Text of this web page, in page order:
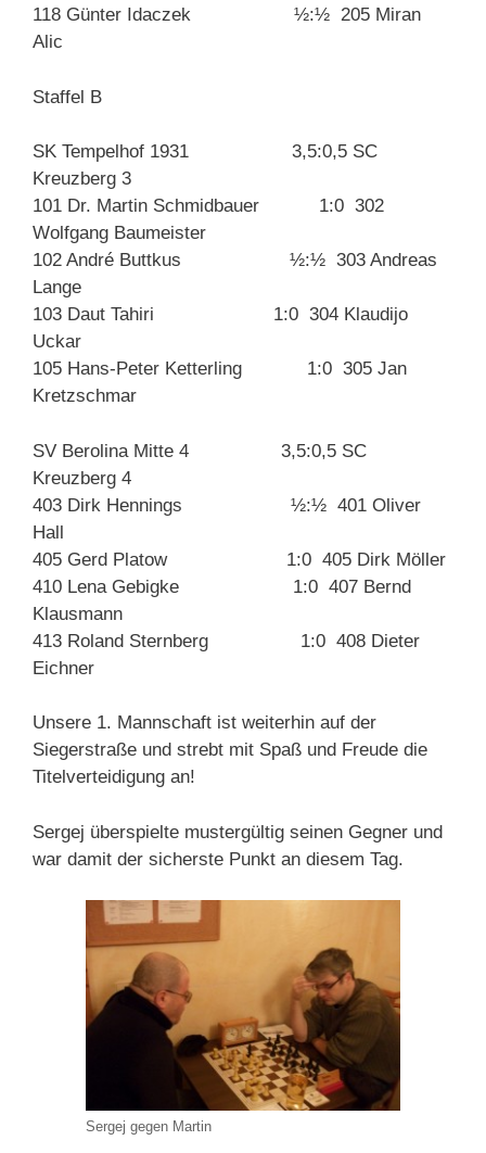
118 Günter Idaczek ½:½ 205 Miran
Alic
Staffel B
SK Tempelhof 1931 3,5:0,5 SC
Kreuzberg 3
101 Dr. Martin Schmidbauer 1:0 302
Wolfgang Baumeister
102 André Buttkus ½:½ 303 Andreas
Lange
103 Daut Tahiri 1:0 304 Klaudijo
Uckar
105 Hans-Peter Ketterling 1:0 305 Jan
Kretzschmar
SV Berolina Mitte 4 3,5:0,5 SC
Kreuzberg 4
403 Dirk Hennings ½:½ 401 Oliver
Hall
405 Gerd Platow 1:0 405 Dirk Möller
410 Lena Gebigke 1:0 407 Bernd
Klausmann
413 Roland Sternberg 1:0 408 Dieter
Eichner
Unsere 1. Mannschaft ist weiterhin auf der
Siegerstraße und strebt mit Spaß und Freude die
Titelverteidigung an!
Sergej überspielte mustergültig seinen Gegner und
war damit der sicherste Punkt an diesem Tag.
Sergej gegen Martin